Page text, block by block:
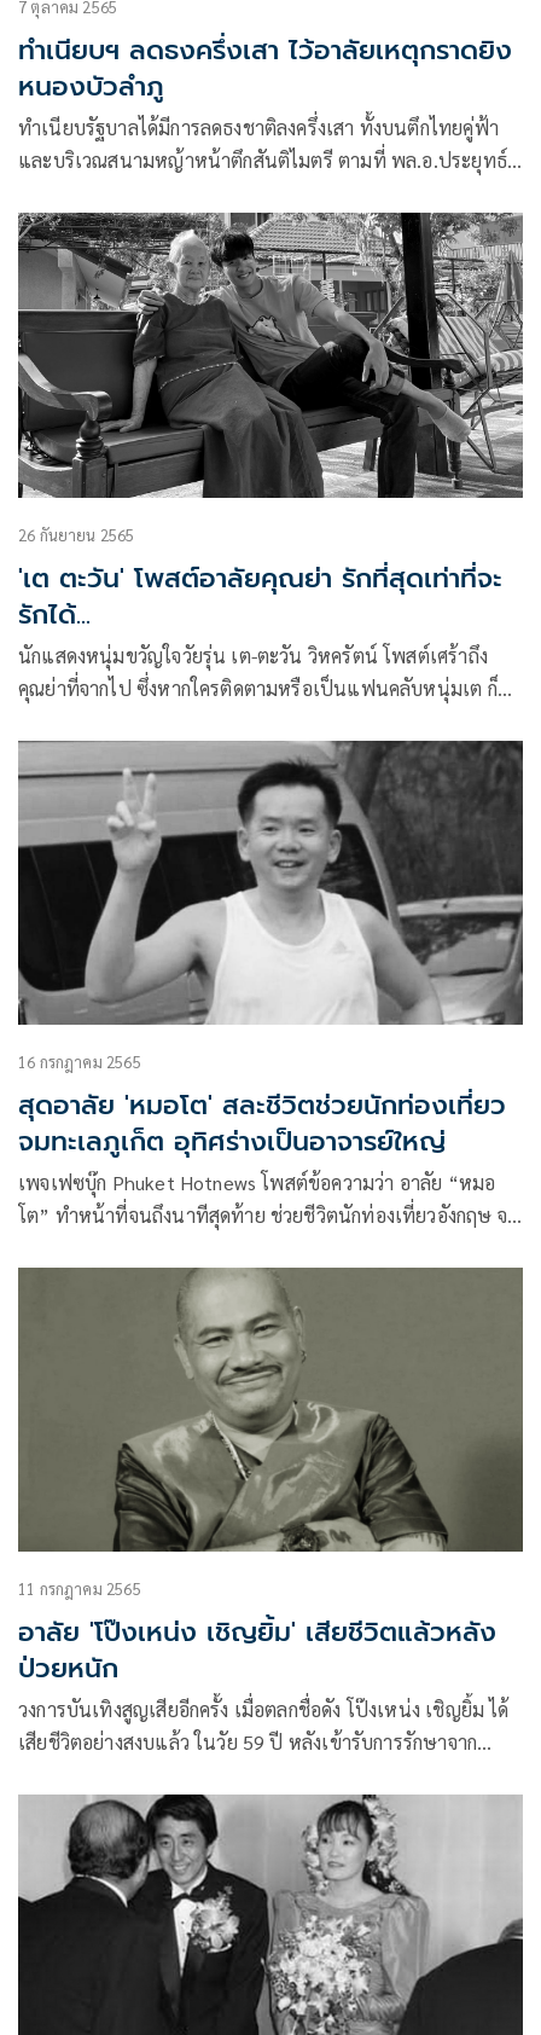
7 ตุลาคม 2565
ทำเนียบฯ ลดธงครึ่งเสา ไว้อาลัยเหตุกราดยิง
หนองบัวลำภู
ทำเนียบรัฐบาลได้มีการลดธงชาติลงครึ่งเสา ทั้งบนตึกไทยคู่ฟ้า
และบริเวณสนามหญ้าหน้าตึกสันติไมตรี ตามที่ พล.อ.ประยุทธ์
ราชการทั่วประเทศลดธงครึ่งเสา
26 กันยายน 2565
'เต ตะวัน' โพสต์อาลัยคุณย่า รักที่สุดเท่าที่จะ
รักได้...
นักแสดงหนุ่มขวัญใจวัยรุ่น เต-ตะวัน วิหครัตน์ โพสต์เศร้าถึง
คุณย่าที่จากไป ซึ่งหากใครติดตามหรือเป็นแฟนคลับหนุ่มเต ก็มัก
16 กรกฎาคม 2565
สุดอาลัย 'หมอโต' สละชีวิตช่วยนักท่องเที่ยว
จมทะเลภูเก็ต อุทิศร่างเป็นอาจารย์ใหญ่
เพจเฟซบุ๊ก Phuket Hotnews โพสต์ข้อความว่า อาลัย “หมอ
โต” ทำหน้าที่จนถึงนาทีสุดท้าย ช่วยชีวิตนักท่องเที่ยวอังกฤษ จม
11 กรกฎาคม 2565
อาลัย 'โป๊งเหน่ง เชิญยิ้ม' เสียชีวิตแล้วหลัง
ป่วยหนัก
วงการบันเทิงสูญเสียอีกครั้ง เมื่อตลกชื่อดัง โป๊งเหน่ง เชิญยิ้ม ได้
เสียชีวิตอย่างสงบแล้ว ในวัย 59 ปี หลังเข้ารับการรักษาจาก
ทางเพจคุยแซ่บโชว์ ได้เผยข้อมูลว่า เฮงเฮง เชิญยิ้ม ลูกชายของ
โป๊งเหน่ง ได้ออกมาอัปเดตอาการป่วยของคุณพ่อว่าอาการไม่สู้ดี
โดยคุณหมอให้ญาติทำใจแล้ว